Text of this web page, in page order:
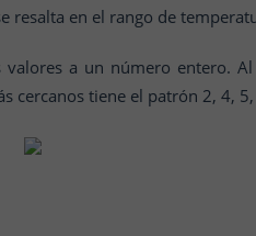
resalta en el rango de
valores a un número entero.
cercanos tiene el patrón 2, 4,